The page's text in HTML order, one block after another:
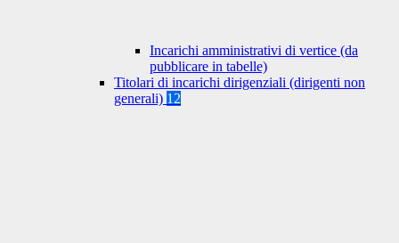
Incarichi amministrativi di vertice (da
pubblicare in tabelle)
Titolari di incarichi dirigenziali (dirigenti non
generali) 12